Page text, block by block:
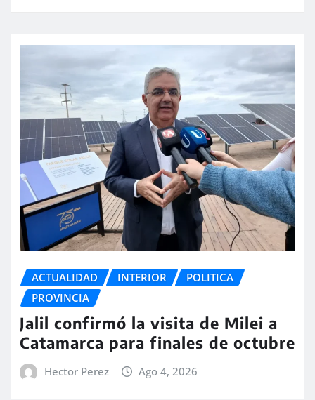
ACTUALIDAD INTERIOR
POLITICA
PROVINCIA
Jalil confirmó la visita de Milei a
Catamarca para finales de octubre
Hector Perez Ago 4, 2026